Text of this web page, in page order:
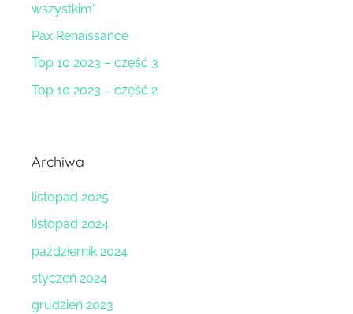
wszystkim”
Pax Renaissance
Top 10 2023 – część 3
Top 10 2023 – część 2
Archiwa
listopad 2025
listopad 2024
październik 2024
styczeń 2024
grudzień 2023